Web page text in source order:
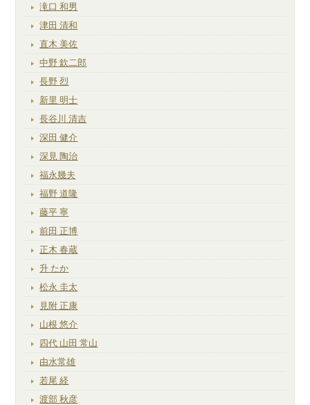
滝口 和男
津田 清和
直木 美佐
中野 欽二郎
長野 烈
新里 明士
長谷川 清吉
深田 健介
深見 陶治
福永幾夫
福野 道隆
藤平 寧
前田 正博
正木 春蔵
升 たか
松永 圭太
見附 正康
山根 悠介
四代 山田 常山
由水常雄
若尾 経
渡部 秋彦